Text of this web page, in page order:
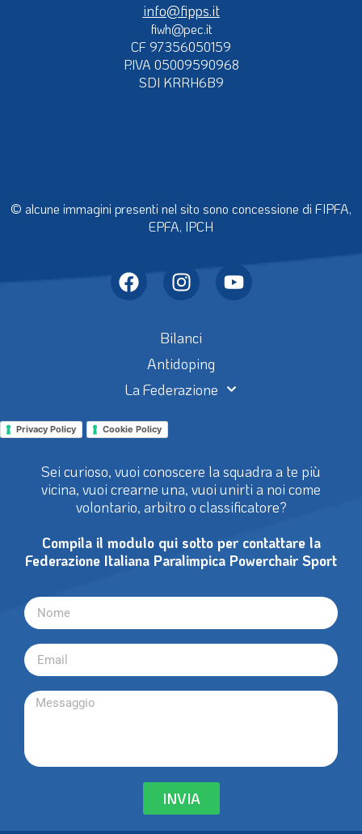
info@fipps.it
fiwh@pec.it
CF 97356050159
P.IVA 05009590968
SDI KRRH6B9
© alcune immagini presenti nel sito sono concessione di FIPFA,
EPFA, IPCH
Bilanci
Antidoping
La Federazione
Privacy Policy Cookie Policy
Sei curioso, vuoi conoscere la squadra a te più
vicina, vuoi crearne una, vuoi unirti a noi come
volontario, arbitro o classificatore?
Compila il modulo qui sotto per contattare la
Federazione Italiana Paralimpica Powerchair Sport
INVIA